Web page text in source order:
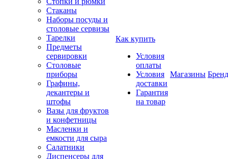
Стаканы
Наборы посуды и
столовые сервизы
Тарелки
Предметы
сервировки
Столовые
приборы
Графины,
декантеры и
штофы
Вазы для фруктов
и конфетницы
Масленки и
емкости для сыра
Салатники
Диспенсеры для
Как купить
Условия
оплаты
Условия
доставки
Гарантия
на товар
Магазины